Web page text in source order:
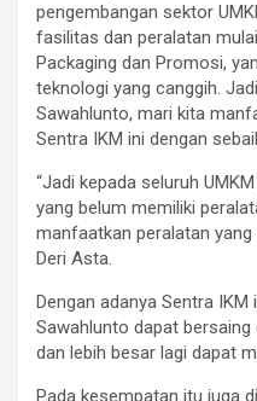
pengembangan sektor
fasilitas dan peralatan
Packaging dan Promosi,
teknologi yang canggih.
Sawahlunto, mari kita
Sentra IKM ini dengan
“Jadi kepada seluruh
yang belum memiliki
manfaatkan peralatan yang
Deri Asta.
Dengan adanya Sentra IKM
Sawahlunto dapat bersaing
dan lebih besar lagi dapat
Pada kesempatan itu juga